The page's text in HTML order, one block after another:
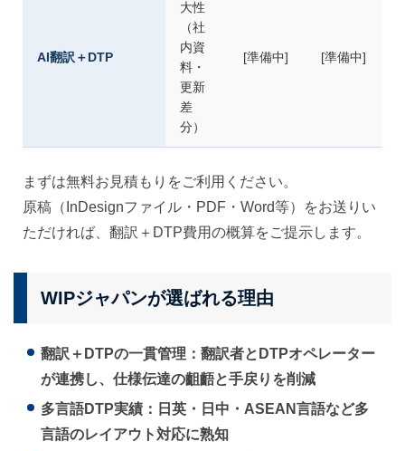
AI翻訳＋DTP
大性
（社
内資
料・
更新
差
分）
[準備中] [準備中]
まずは無料お見積もりをご利用ください。
原稿（InDesignファイル・PDF・Word等）をお送りい
ただければ、翻訳＋DTP費用の概算をご提示します。
WIPジャパンが選ばれる理由
翻訳＋DTPの一貫管理：翻訳者とDTPオペレーター
が連携し、仕様伝達の齟齬と手戻りを削減
多言語DTP実績：日英・日中・ASEAN言語など多
言語のレイアウト対応に熟知